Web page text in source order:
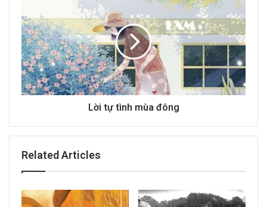
s
Lời tự tình mùa đông
Related Articles